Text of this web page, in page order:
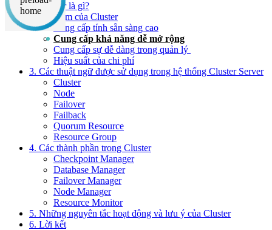
1. Cluster là gì?
2. Ưu điểm của Cluster
Cung cấp tính sẵn sàng cao
Cung cấp khả năng dễ mở rộng
Cung cấp sự dễ dàng trong quản lý
Hiệu suất của chi phí
3. Các thuật ngữ được sử dụng trong hệ thống Cluster Server
Cluster
Node
Failover
Failback
Quorum Resource
Resource Group
4. Các thành phần trong Cluster
Checkpoint Manager
Database Manager
Failover Manager
Node Manager
Resource Monitor
5. Những nguyên tắc hoạt động và lưu ý của Cluster
6. Lời kết